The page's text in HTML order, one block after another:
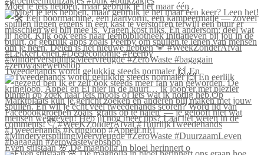
Moet je iets hebben, maar gebruik je het maar één
Tweedehands wordt gelukkig steeds normaler 🙌 En
Even stilstaan 🌸 De magnolia in bloei herinnert o